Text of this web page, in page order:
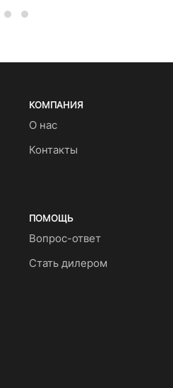
КОМПАНИЯ
О нас
Контакты
ПОМОЩЬ
Вопрос-ответ
Стать дилером